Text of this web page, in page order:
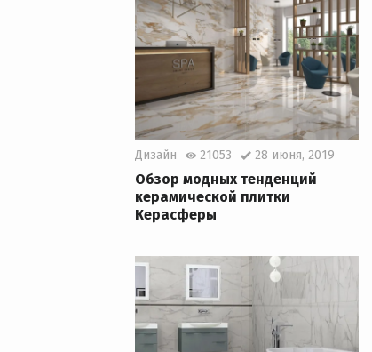
Дизайн 21053 28 июня, 2019
Обзор модных тенденций
керамической плитки
Керасферы